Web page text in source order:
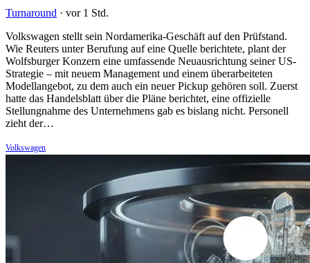
Turnaround · vor 1 Std.
Volkswagen stellt sein Nordamerika-Geschäft auf den Prüfstand.
Wie Reuters unter Berufung auf eine Quelle berichtete, plant der
Wolfsburger Konzern eine umfassende Neuausrichtung seiner US-
Strategie – mit neuem Management und einem überarbeiteten
Modellangebot, zu dem auch ein neuer Pickup gehören soll. Zuerst
hatte das Handelsblatt über die Pläne berichtet, eine offizielle
Stellungnahme des Unternehmens gab es bislang nicht. Personell
zieht der…
Volkswagen